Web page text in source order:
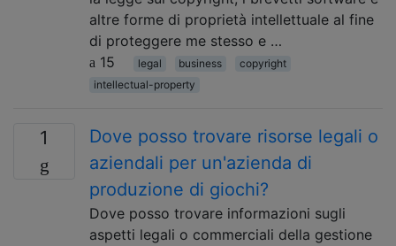
altre forme di proprietà intellettuale al fine
di proteggere me stesso e …
15
legal business
copyright
intellectual-property
1
Dove posso trovare risorse legali o
aziendali per un'azienda di
produzione di giochi?
Dove posso trovare informazioni sugli
aspetti legali o commerciali della gestione